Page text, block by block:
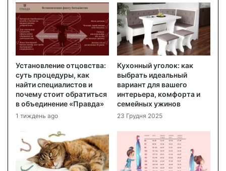
Установление отцовства:
суть процедуры, как
найти специалистов и
почему стоит обратиться
в объединение «Правда»
1 тиждень ago
Кухонный уголок: как
выбрать идеальный
вариант для вашего
интерьера, комфорта и
семейных ужинов
23 Грудня 2025